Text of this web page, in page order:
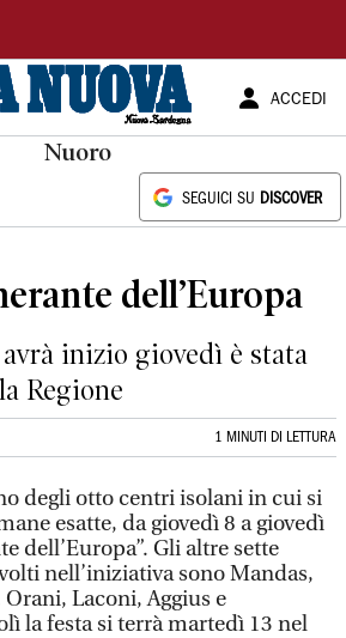
ACCEDI
Nuoro
SEGUICI SU DISCOVER
dell’Europa
inizio giovedì è stata
Regione
1 MINUTI DI LETTURA
degli otto centri isolani in cui si
esatte, da giovedì 8 a giovedì
dell’Europa”. Gli altre sette
nell’iniziativa sono Mandas,
Laconi, Aggius e
la festa si terrà martedì 13 nel